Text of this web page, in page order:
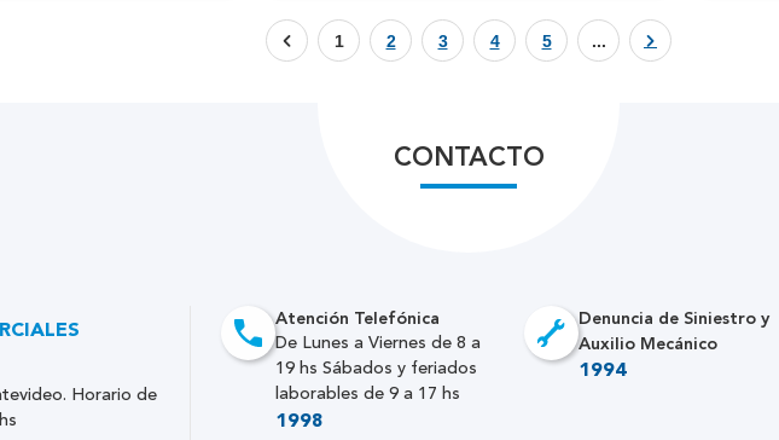
1 2 3 4 5 ...
CONTACTO
Atención Telefónica
De Lunes a Viernes de 8 a
19 hs Sábados y feriados
laborables de 9 a 17 hs
1998
Denuncia de Siniestro y
Auxilio Mecánico
1994
Horario de